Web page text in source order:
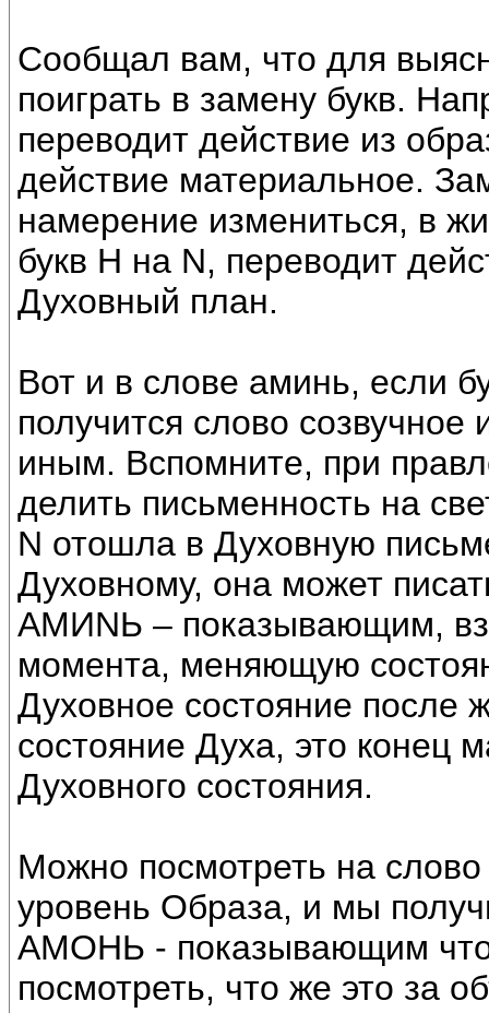
Сообщал вам, что для
поиграть в замену букв.
переводит действие из
действие материальное.
намерение измениться, в
букв Н на N, переводит
Духовный план.
Вот и в слове аминь, если
получится слово
иным. Вспомните, при
делить письменность на
N отошла в Духовную
Духовному, она может
АМИNЬ – показывающим,
момента, меняющую
Духовное состояние после
состояние Духа, это конец
Духовного состояния.
Можно посмотреть на
уровень Образа, и мы
АМОНЬ - показывающим
посмотреть, что же это за